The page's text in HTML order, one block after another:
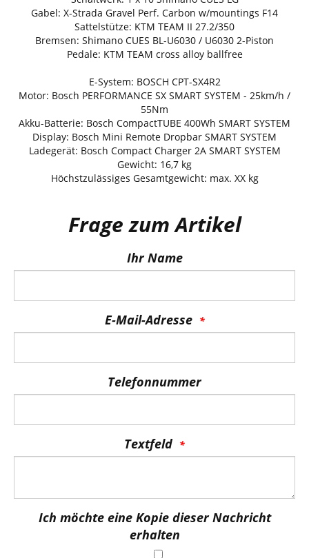
Gabel: X-Strada Gravel Perf. Carbon w/mountings F14
Sattelstütze: KTM TEAM II 27.2/350
Bremsen: Shimano CUES BL-U6030 / U6030 2-Piston
Pedale: KTM TEAM cross alloy ballfree
E-System: BOSCH CPT-SX4R2
Motor: Bosch PERFORMANCE SX SMART SYSTEM - 25km/h /
55Nm
Akku-Batterie: Bosch CompactTUBE 400Wh SMART SYSTEM
Display: Bosch Mini Remote Dropbar SMART SYSTEM
Ladegerät: Bosch Compact Charger 2A SMART SYSTEM
Gewicht: 16,7 kg
Höchstzulässiges Gesamtgewicht: max. XX kg
Frage zum Artikel
Ihr Name
E-Mail-Adresse
Telefonnummer
Textfeld
Ich möchte eine Kopie dieser Nachricht
erhalten